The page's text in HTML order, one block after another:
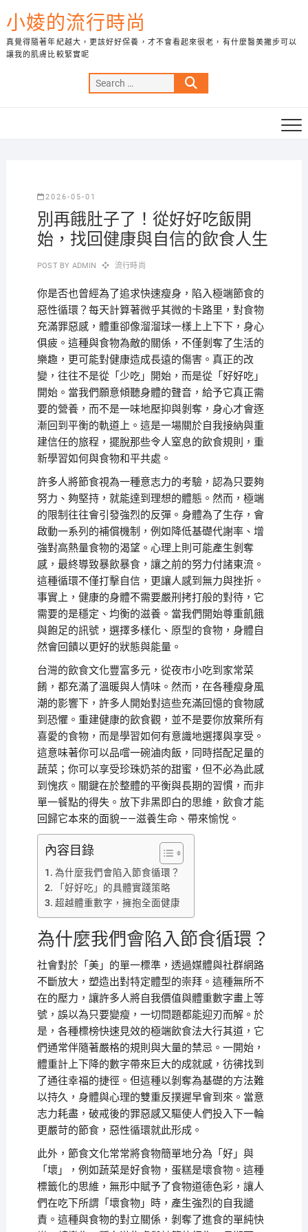
to
content
小婈的流行時尚
真覺得隨著年紀越大，更該好好保養，才不會看起來很老，有什麼醫美撇步可以
讓我的肌膚比較緊實呢
Search
…
2026-05-01
別再餓肚子了！從好好吃飯開
始，找回健康與自信的飲食人生
POST BY ADMIN 流行時尚
你是否也曾經為了追求快速瘦身，陷入極端節食的
惡性循環？每天計算著微乎其微的卡路里，對食物
充滿罪惡感，體重卻像溜溜球一樣上上下下，身心
俱疲。這種與食物為敵的關係，不僅剝奪了生活的
樂趣，更可能對健康造成長遠的傷害。真正的改
變，往往不是從「少吃」開始，而是從「好好吃」
開始。當我們願意傾聽身體的聲音，給予它真正需
要的營養，而不是一味地壓抑與剝奪，身心才會逐
漸回到平衡的軌道上。這是一場關於自我接納與重
建信任的旅程，擺脫那些令人窒息的飲食規則，重
新學習如何與食物和平共處。
許多人將節食視為一種意志力的考驗，認為只要夠
努力、夠堅持，就能達到理想的體態。然而，極端
的限制往往會引發強烈的反彈。身體為了生存，會
啟動一系列的補償機制，例如降低基礎代謝率、增
強對高熱量食物的渴望。心理上則可能產生剝奪
感，最終導致暴飲暴食，讓之前的努力付諸東流。
這種循環不僅打擊自信，更讓人感到無力與挫折。
事實上，健康的身體不需要嚴刑拷打般的對待，它
需要的是穩定、均衡的滋養。當我們開始尊重飢餓
與飽足的訊號，選擇多樣化、原型的食物，身體自
然會回饋以更好的狀態與能量。
台灣的飲食文化豐富多元，從夜市小吃到家常菜
餚，都充滿了溫暖與人情味。然而，在各種瘦身風
潮的影響下，許多人開始對這些充滿回憶的食物感
到恐懼。重建健康的飲食觀，並不是要你放棄所有
喜愛的食物，而是學習如何有意識地選擇與享受。
這意味著你可以品嚐一碗滷肉飯，同時搭配足量的
蔬菜；你可以享受珍珠奶茶的甜蜜，但不必為此感
到愧疚。關鍵在於整體的平衡與長期的習慣，而非
單一餐點的得失。放下非黑即白的思維，飲食才能
回歸它本來的面貌——滋養生命、帶來愉悅。
內容目錄
為什麼我們會陷入節食循環？
「好好吃」的具體實踐策略
超越體重數字，擁抱全面健康
為什麼我們會陷入節食循環？
社會對於「美」的單一標準，透過媒體與社群網路
不斷放大，塑造出對特定體型的崇拜。這種無所不
在的壓力，讓許多人將自我價值與體重數字畫上等
號，誤以為只要變瘦，一切問題都能迎刃而解。於
是，各種標榜快速見效的極端飲食法大行其道，它
們通常伴隨著嚴格的規則與大量的禁忌。一開始，
體重計上下降的數字帶來巨大的成就感，彷彿找到
了通往幸福的捷徑。但這種以剝奪為基礎的方法難
以持久，身體與心理的雙重反撲遲早會到來。當意
志力耗盡，破戒後的罪惡感又驅使人們投入下一輪
更嚴苛的節食，惡性循環就此形成。
此外，節食文化常常將食物簡單地分為「好」與
「壞」，例如蔬菜是好食物，蛋糕是壞食物。這種
標籤化的思維，無形中賦予了食物道德色彩，讓人
們在吃下所謂「壞食物」時，產生強烈的自我譴
責。這種與食物的對立關係，剝奪了進食的單純快